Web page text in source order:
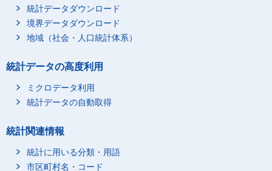
統計データダウンロード
境界データダウンロード
地域（社会・人口統計体系）
統計データの高度利用
ミクロデータ利用
統計データの自動取得
統計関連情報
統計に用いる分類・用語
市区町村名・コード